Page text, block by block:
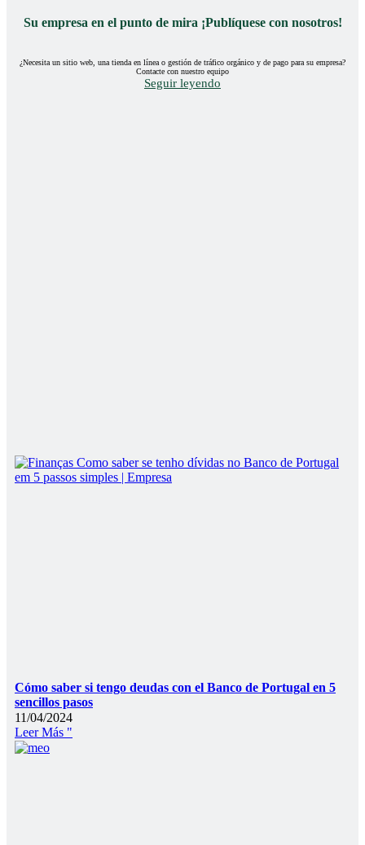
Su empresa en el punto de mira ¡Publíquese con nosotros!
¿Necesita un sitio web, una tienda en línea o gestión de tráfico orgánico y de pago para su empresa?
Contacte con nuestro equipo
Seguir leyendo
Cómo saber si tengo deudas con el Banco de Portugal en 5
sencillos pasos
11/04/2024
Leer Más "